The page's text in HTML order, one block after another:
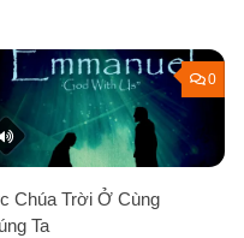
0
Chúa Trời Ở Cùng
Ta